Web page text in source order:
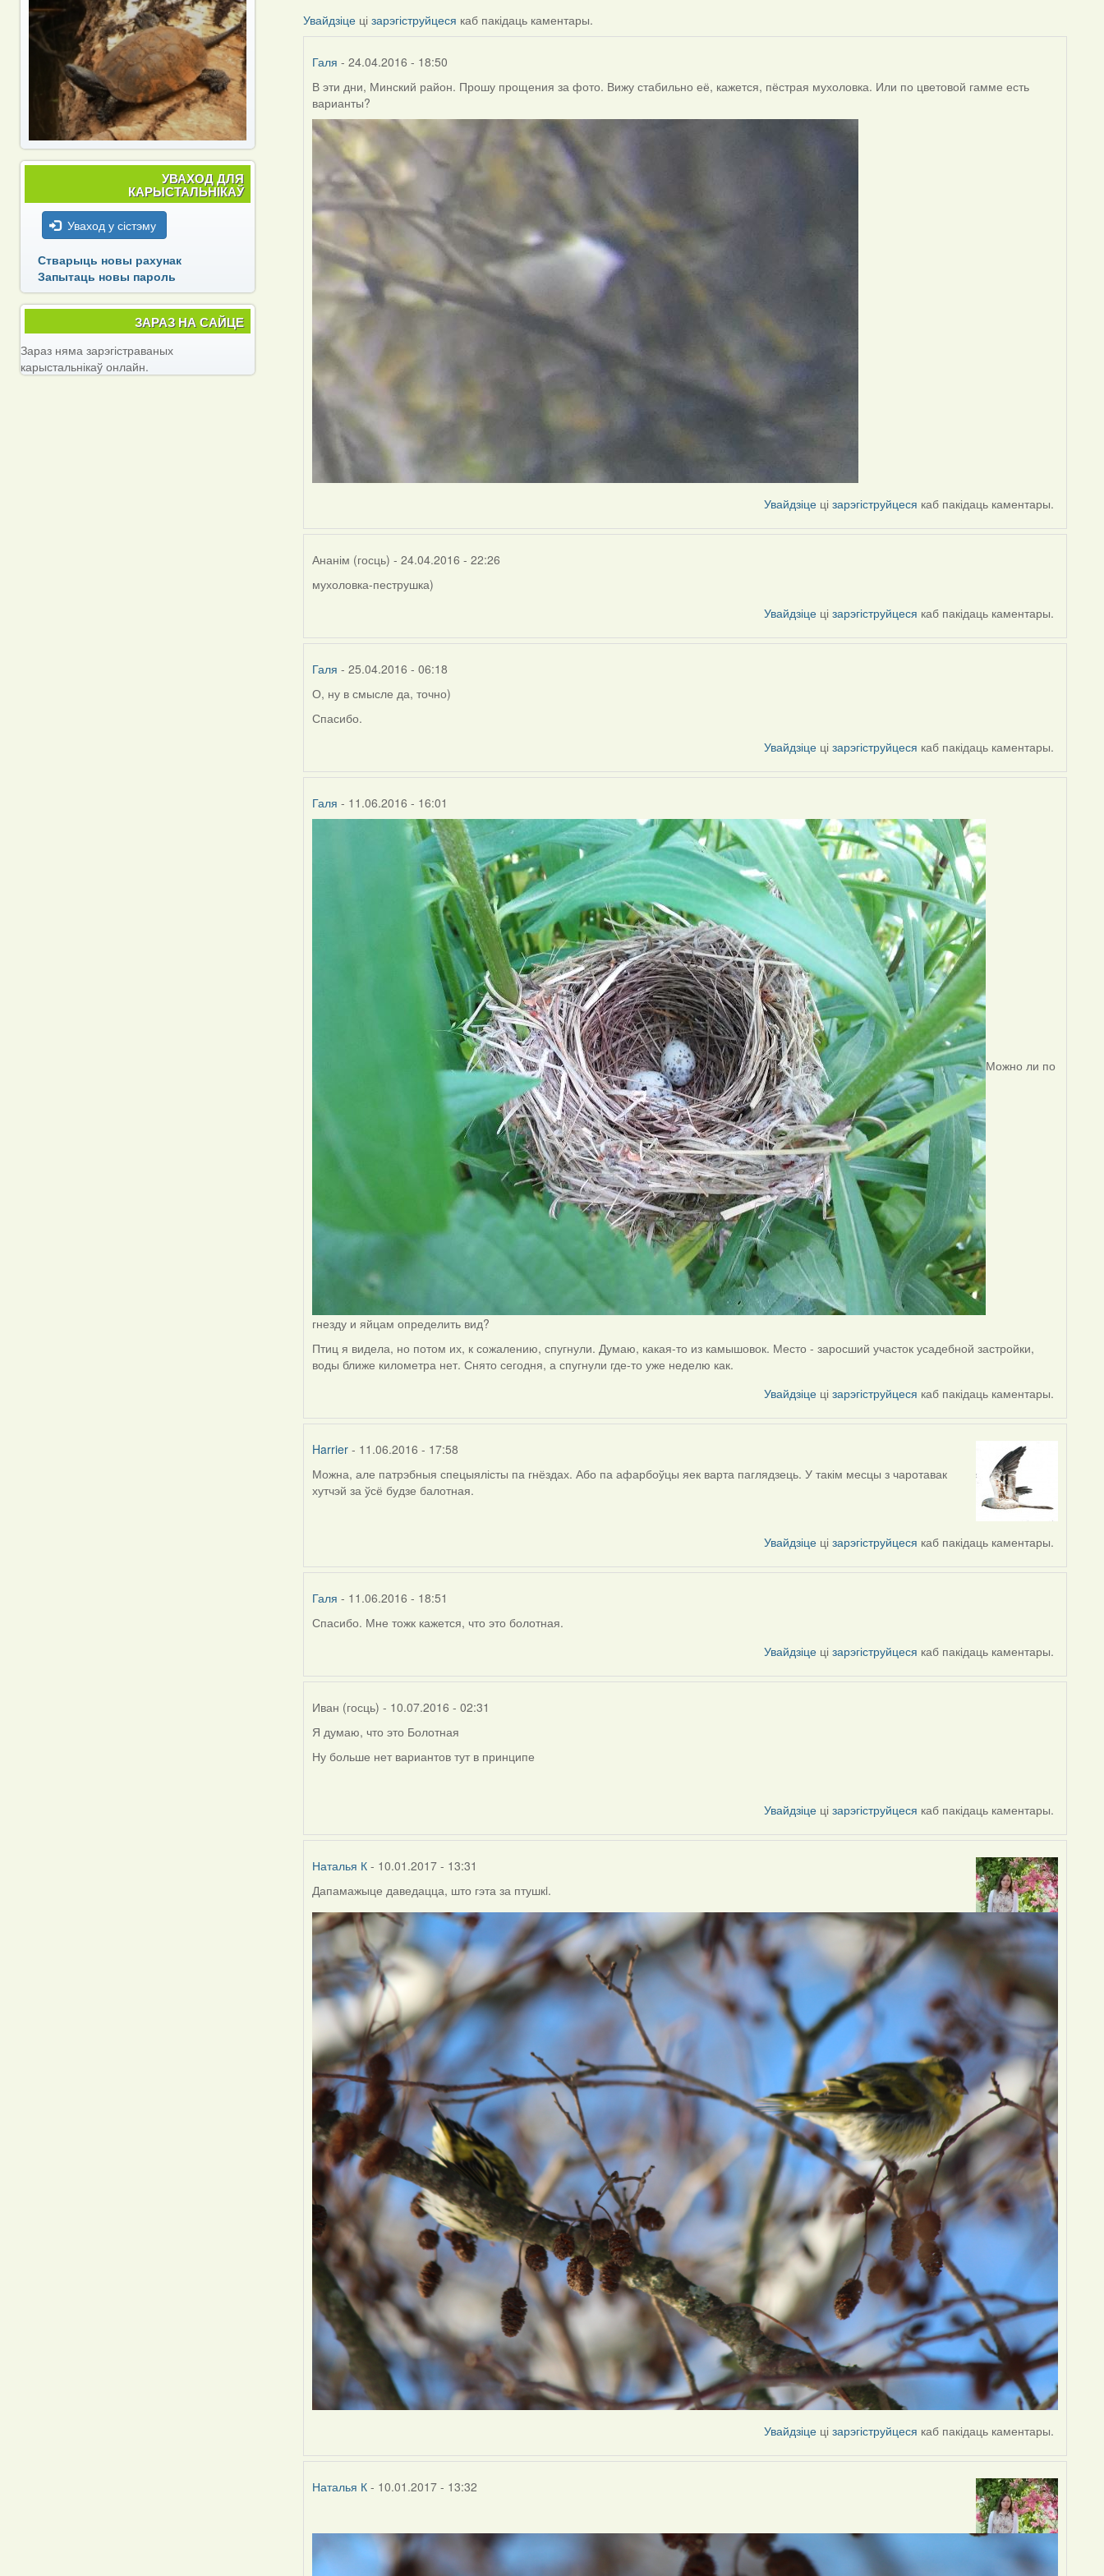
Увайдзіце цізарэгіструйцеся каб пакідаць каментары.
Галя - 24.04.2016 - 18:50
В эти дни, Минский район. Прошу прощения за фото. Вижу стабильно её, кажется, пёстрая мухоловка. Или по цветовой гамме есть
варианты?
Увайдзіце цізарэгіструйцеся каб пакідаць каментары.
Ананім (госць) - 24.04.2016 - 22:26
мухоловка-пеструшка)
Увайдзіце цізарэгіструйцеся каб пакідаць каментары.
Галя - 25.04.2016 - 06:18
О, ну в смысле да, точно)
Спасибо.
Увайдзіце цізарэгіструйцеся каб пакідаць каментары.
Галя - 11.06.2016 - 16:01
Можно ли по
гнезду и яйцам определить вид?
Птиц я видела, но потом их, к сожалению, спугнули. Думаю, какая-то из камышовок. Место - заросший участок усадебной застройки,
воды ближе километра нет. Снято сегодня, а спугнули где-то уже неделю как.
Увайдзіце цізарэгіструйцеся каб пакідаць каментары.
Harrier - 11.06.2016 - 17:58
Можна, але патрэбныя спецыялісты па гнёздах. Або па афарбоўцы яек варта паглядзець. У такім месцы з чаротавак
хутчэй за ўсё будзе балотная.
Увайдзіце цізарэгіструйцеся каб пакідаць каментары.
Галя - 11.06.2016 - 18:51
In
by
Спасибо. Мне тожк кажется, что это болотная.
Увайдзіце цізарэгіструйцеся каб пакідаць каментары.
Иван (госць) - 10.07.2016 - 02:31
Я думаю, что это Болотная
Ну больше нет вариантов тут в принципе
Увайдзіце цізарэгіструйцеся каб пакідаць каментары.
Наталья К - 10.01.2017 - 13:31
Дапамажыце даведацца, што гэта за птушкi.
Увайдзіце цізарэгіструйцеся каб пакідаць каментары.
Наталья К - 10.01.2017 - 13:32
УВАХОД ДЛЯ
КАРЫСТАЛЬНІКАЎ
Уваход у сістэму
Стварыць новы рахунак
Запытаць новы пароль
ЗАРАЗ НА САЙЦЕ
Зараз няма зарэгістраваных
карыстальнікаў онлайн.